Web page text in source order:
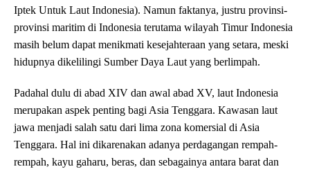
Iptek Untuk Laut Indonesia). Namun faktanya, justru provinsi-
provinsi maritim di Indonesia terutama wilayah Timur Indonesia
masih belum dapat menikmati kesejahteraan yang setara, meski
hidupnya dikelilingi Sumber Daya Laut yang berlimpah.
Padahal dulu di abad XIV dan awal abad XV, laut Indonesia
merupakan aspek penting bagi Asia Tenggara. Kawasan laut
jawa menjadi salah satu dari lima zona komersial di Asia
Tenggara. Hal ini dikarenakan adanya perdagangan rempah-
rempah, kayu gaharu, beras, dan sebagainya antara barat dan